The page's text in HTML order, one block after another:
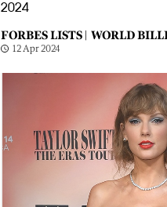
2024
FORBES LISTS | WORLD
12 Apr 2024